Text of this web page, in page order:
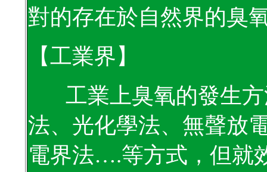
對的存在於自然界的臭
【工業界】
工業上臭氧的發生
法、光化學法、無聲放
電界法….等方式，但就